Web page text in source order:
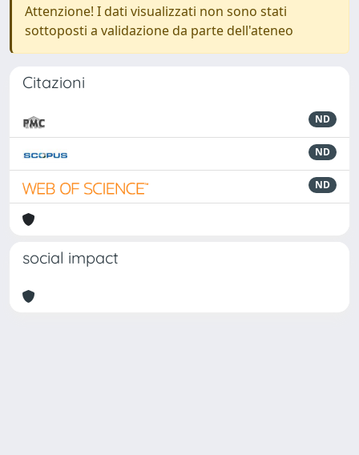
Attenzione! I dati visualizzati non sono stati
sottoposti a validazione da parte dell'ateneo
Citazioni
ND
ND
ND
social impact